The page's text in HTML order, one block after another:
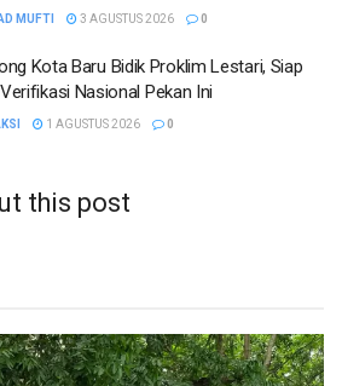
MUFTI 3 AGUSTUS 2026 0
Kota Baru Bidik Proklim Lestari, Siap
Nasional Pekan Ini
1 AGUSTUS 2026 0
this post